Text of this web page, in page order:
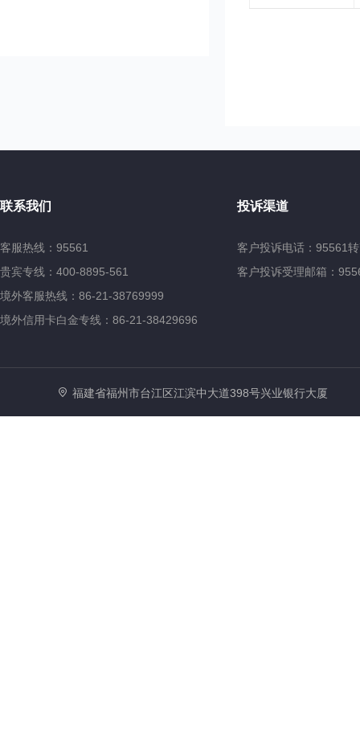
联系我们
客服热线：95561
贵宾专线：400-8895-561
境外客服热线：86-21-38769999
境外信用卡白金专线：86-21-38429696
投诉渠道
客户投诉电话：95561
客户投诉受理邮箱：
福建省福州市台江区江滨中大道398号兴业银行大厦